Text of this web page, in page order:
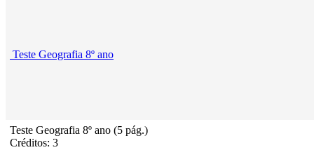
Teste Geografia 8º ano
Teste Geografia 8º ano (5 pág.)
Créditos: 3